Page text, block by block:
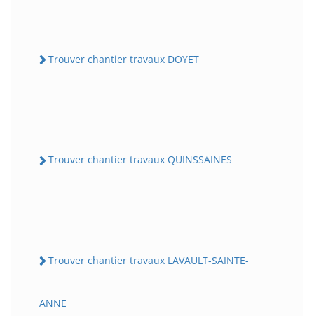
Trouver chantier travaux DOYET
Trouver chantier travaux QUINSSAINES
Trouver chantier travaux LAVAULT-SAINTE-
ANNE